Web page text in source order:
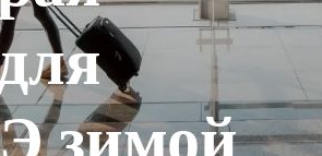
Валдорф Астория Рас-эль-Хайма